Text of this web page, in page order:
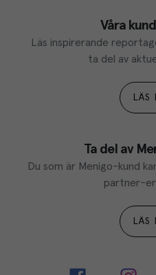
Våra
Läs inspirerande
ta del av
LÄS
Ta del av
Du som är Menigo-kund
partner-
LÄS